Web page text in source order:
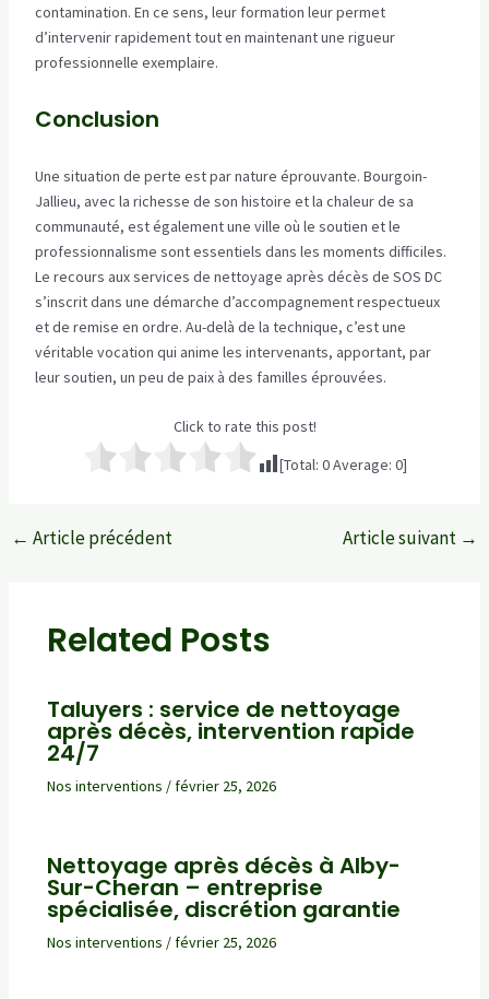
contamination. En ce sens, leur formation leur permet
d’intervenir rapidement tout en maintenant une rigueur
professionnelle exemplaire.
Conclusion
Une situation de perte est par nature éprouvante. Bourgoin-
Jallieu, avec la richesse de son histoire et la chaleur de sa
communauté, est également une ville où le soutien et le
professionnalisme sont essentiels dans les moments difficiles.
Le recours aux services de nettoyage après décès de SOS DC
s’inscrit dans une démarche d’accompagnement respectueux
et de remise en ordre. Au-delà de la technique, c’est une
véritable vocation qui anime les intervenants, apportant, par
leur soutien, un peu de paix à des familles éprouvées.
Click to rate this post!
[Total: 0Average: 0]
Navigation
← Article précédent Article suivant →
Related Posts
Taluyers : service de nettoyage
après décès, intervention rapide
24/7
Nos interventions /février 25, 2026
Nettoyage après décès à Alby-
Sur-Cheran – entreprise
spécialisée, discrétion garantie
Nos interventions /février 25, 2026